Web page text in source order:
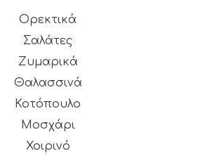
Ορεκτικά
Σαλάτες
Ζυμαρικά
Θαλασσινά
Κοτόπουλο
Μοσχάρι
Χοιρινό